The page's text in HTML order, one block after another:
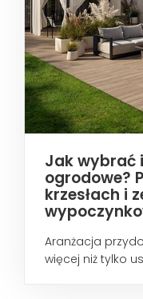
Jak wybrać
ogrodowe?
krzesłach i
Aranżacja
więcej niż tylko